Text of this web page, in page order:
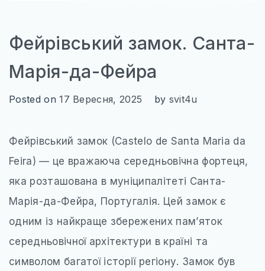
Фейрівський замок. Санта-
Марія-да-Фейра
Posted on17 Вересня, 2025 by svit4u
Фейрівський замок (Castelo de Santa Maria da
Feira) — це вражаюча середньовічна фортеця,
яка розташована в муніципалітеті Санта-
Марія-да-Фейра, Португалія. Цей замок є
одним із найкраще збережених пам’яток
середньовічної архітектури в країні та
символом багатої історії регіону. Замок був